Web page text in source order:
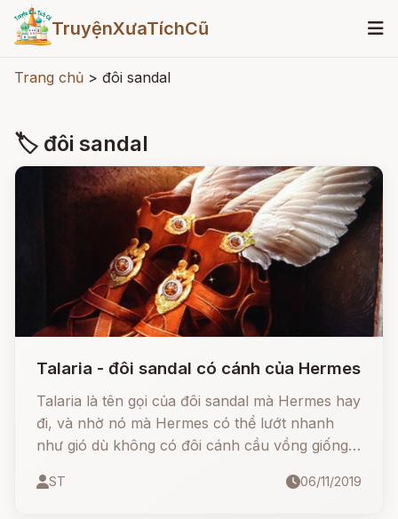
TruyệnXưaTíchCũ
Trang chủ > đôi sandal
🏷 đôi sandal
Talaria - đôi sandal có cánh của Hermes
Talaria là tên gọi của đôi sandal mà Hermes hay
đi, và nhờ nó mà Hermes có thể lướt nhanh
như gió dù không có đôi cánh cầu vồng giống
ST 06/11/2019